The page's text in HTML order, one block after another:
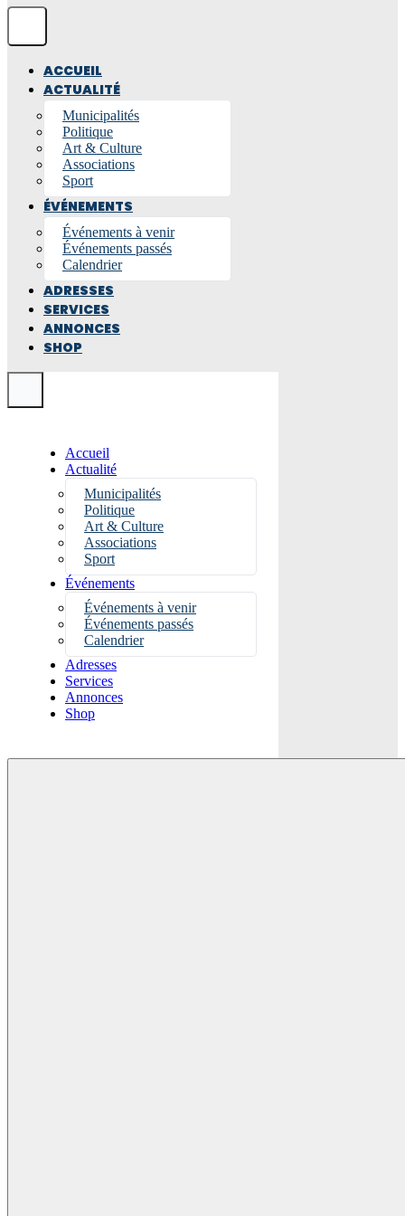
ACCUEIL
ACTUALITÉ
Municipalités
Politique
Art & Culture
Associations
Sport
ÉVÉNEMENTS
Événements à venir
Événements passés
Calendrier
ADRESSES
SERVICES
ANNONCES
SHOP
Accueil
Actualité
Municipalités
Politique
Art & Culture
Associations
Sport
Événements
Événements à venir
Événements passés
Calendrier
Adresses
Services
Annonces
Shop